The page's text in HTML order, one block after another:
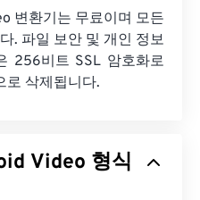
변환기는 무료이며 모든
. 파일 보안 및 개인 정보
256비트 SSL 암호화로
로 삭제됩니다.